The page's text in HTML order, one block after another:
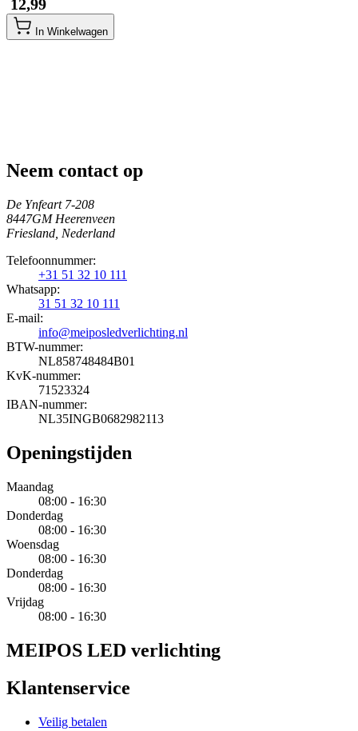
​ 12,99
In Winkelwagen
Neem contact op
De Ynfeart 7-208
8447GM Heerenveen
Friesland, Nederland
Telefoonnummer:
+31 51 32 10 111
Whatsapp:
31 51 32 10 111
E-mail:
info@meiposledverlichting.nl
BTW-nummer:
NL858748484B01
KvK-nummer:
71523324
IBAN-nummer:
NL35INGB0682982113
Openingstijden
Maandag
08:00 - 16:30
Donderdag
08:00 - 16:30
Woensdag
08:00 - 16:30
Donderdag
08:00 - 16:30
Vrijdag
08:00 - 16:30
MEIPOS LED verlichting
Klantenservice
Veilig betalen